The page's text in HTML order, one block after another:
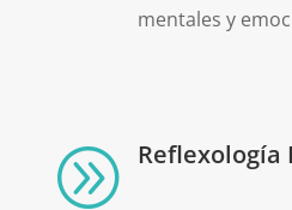
mentales y
A Reflexología